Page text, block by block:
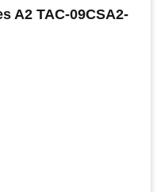
A2 TAC-09CSA2-